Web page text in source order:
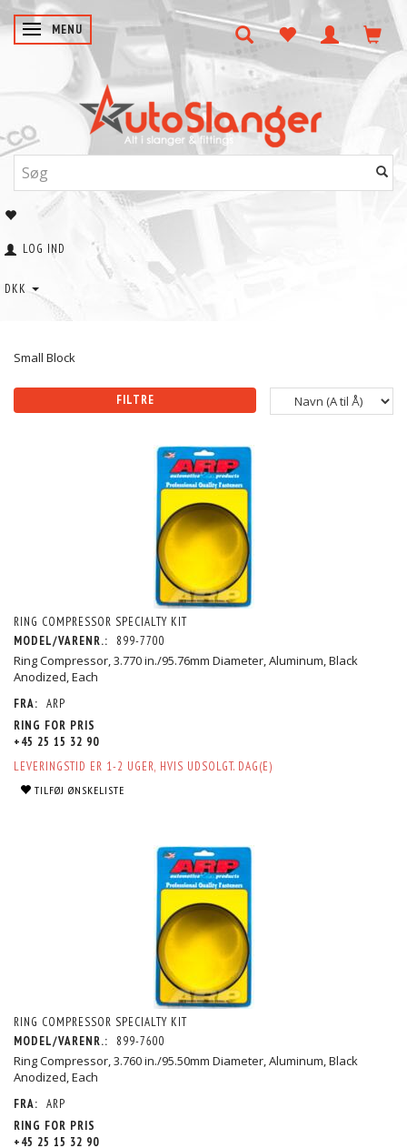
SKIFTE NAVIGATION
MENU
LOG IND
DKK
Small Block
FILTRE
RING COMPRESSOR SPECIALTY KIT
MODEL/VARENR.:
899-7700
Ring Compressor, 3.770 in./95.76mm Diameter, Aluminum, Black
Anodized, Each
FRA: ARP
RING FOR PRIS
+45 25 15 32 90
LEVERINGSTID ER 1-2 UGER, HVIS UDSOLGT. DAG(E)
TILFØJ ØNSKELISTE
RING COMPRESSOR SPECIALTY KIT
MODEL/VARENR.:
899-7600
Ring Compressor, 3.760 in./95.50mm Diameter, Aluminum, Black
Anodized, Each
FRA: ARP
RING FOR PRIS
+45 25 15 32 90